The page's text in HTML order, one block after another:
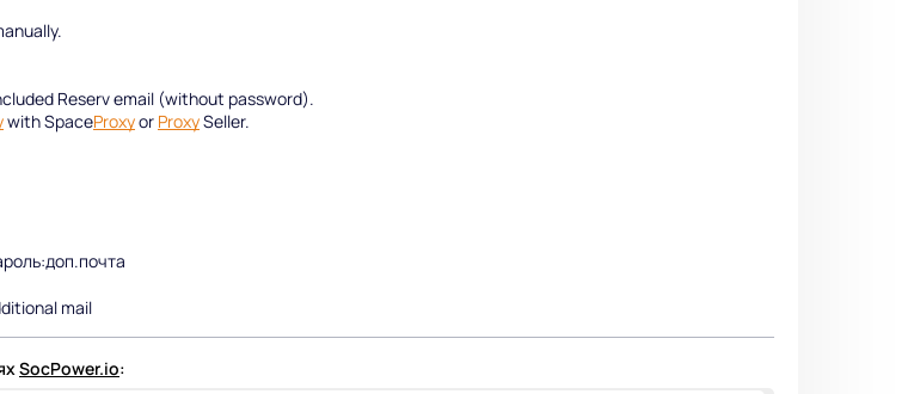
Reserv email (without password).
with SpaceProxyor ProxySeller.
mail
SocPower.io: